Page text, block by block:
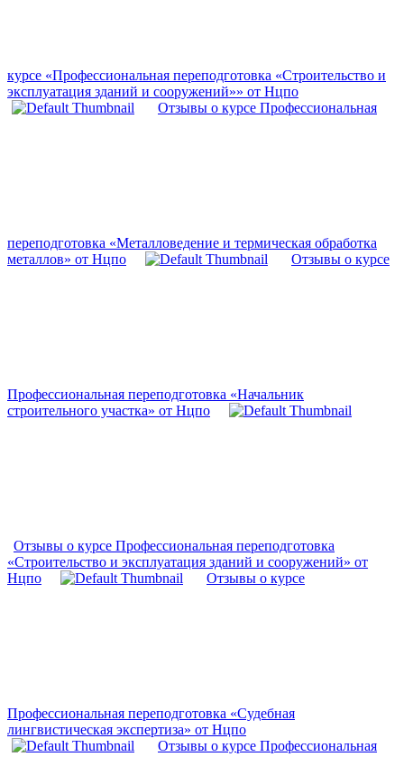
курсе «Профессиональная переподготовка «Строительство и
эксплуатация зданий и сооружений»» от Нцпо
Отзывы о курсе Профессиональная
переподготовка «Металловедение и термическая обработка
металлов» от Нцпо
Отзывы о курсе
Профессиональная переподготовка «Начальник
строительного участка» от Нцпо
Отзывы о курсе Профессиональная переподготовка
«Строительство и эксплуатация зданий и сооружений» от
Нцпо
Отзывы о курсе
Профессиональная переподготовка «Судебная
лингвистическая экспертиза» от Нцпо
Отзывы о курсе Профессиональная